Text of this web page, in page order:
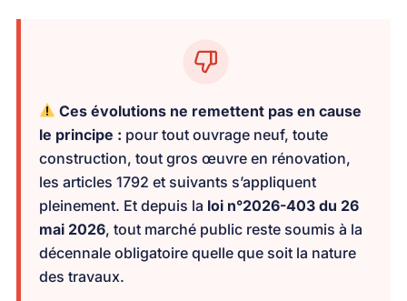
Ces évolutions ne remettent pas en cause
le principe : pour tout ouvrage neuf, toute
construction, tout gros œuvre en rénovation,
les articles 1792 et suivants s’appliquent
pleinement. Et depuis la loi n°2026-403 du 26
mai 2026, tout marché public reste soumis à la
décennale obligatoire quelle que soit la nature
des travaux.